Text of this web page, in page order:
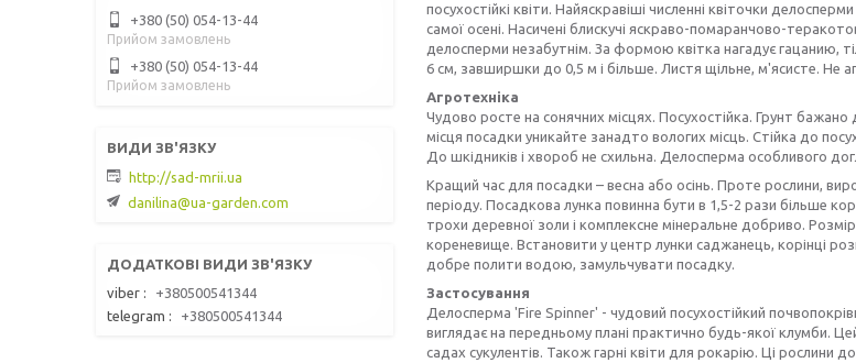
посухостійкі квіти. Найяскравіші численні квіточки
самої осені. Насичені блискучі яскраво-помаранчово-
делосперми незабутнім. За формою квітка нагадує гацанию,
6 см, завширшки до 0,5 м і більше. Листя щільне, м'ясисте. Не
Агротехніка
Чудово росте на сонячних місцях. Посухостійка. Грунт
місця посадки уникайте занадто вологих місць. Стійка до
До шкідників і хвороб не схильна. Делосперма особливого
Кращий час для посадки – весна або осінь. Проте рослини,
періоду. Посадкова лунка повинна бути в 1,5-2 рази більше
трохи деревної золи і комплексне мінеральне добриво.
кореневище. Встановити у центр лунки саджанець, корінці
добре полити водою, замульчувати посадку.
Застосування
Делосперма 'Fire Spinner' - чудовий посухостійкий
виглядає на передньому плані практично будь-якої клумби.
садах сукулентів. Також гарні квіти для рокарію. Ці рослини
+380 (50) 054-13-44
Прийом замовлень
+380 (50) 054-13-44
Прийом замовлень
http://sad-mrii.ua
danilina@ua-garden.com
viber
+380500541344
telegram
+380500541344